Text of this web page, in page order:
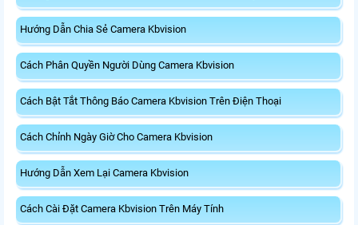
Hướng Dẫn Chia Sẻ Camera Kbvision
Cách Phân Quyền Người Dùng Camera Kbvision
Cách Bật Tắt Thông Báo Camera Kbvision Trên Điện Thoại
Cách Chỉnh Ngày Giờ Cho Camera Kbvision
Hướng Dẫn Xem Lại Camera Kbvision
Cách Cài Đặt Camera Kbvision Trên Máy Tính